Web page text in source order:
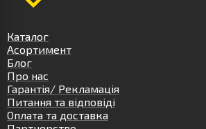
Каталог
Асортимент
Блог
Про нас
Гарантія/ Рекламація
Питання та відповіді
Оплата та доставка